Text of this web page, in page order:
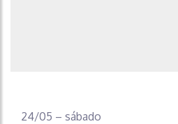
24/05 – sábado